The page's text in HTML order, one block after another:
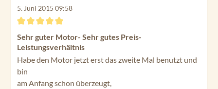
5. Juni 2015 09:58
Bewertung mit 5 von 5 Sternen
Sehr guter Motor- Sehr gutes Preis-
Leistungsverhältnis
Habe den Motor jetzt erst das zweite Mal benutzt und
bin
am Anfang schon überzeugt,